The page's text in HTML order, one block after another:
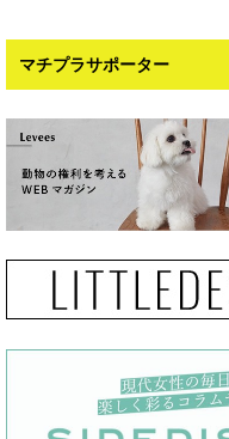
マチプラサポーター